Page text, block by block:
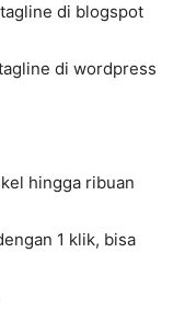
di blogspot
di wordpress
hingga ribuan
1 klik, bisa